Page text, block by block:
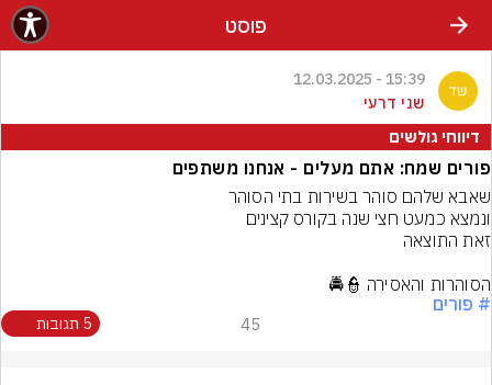
פוסט
15:39 - 12.03.2025
שני דרעי
דיווחי גולשים
פורים שמח: אתם מעלים - אנחנו משתפים
הסוהרות והאסירה 👮🚔
# פורים
45 5 תגובות